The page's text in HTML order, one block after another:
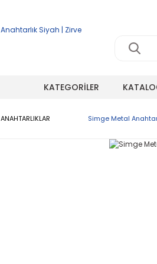
KATEGORİLER
ANAHTARLIKLAR Simge Metal